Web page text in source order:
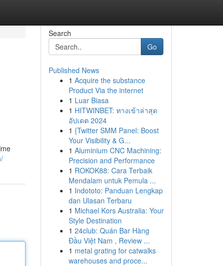
Search
Go
Published News
1 Acquire the substance
Product Via the internet
1 Luar Biasa
1 HITWINBET: ทางเข้าล่าสุด
อัปเดต 2024
1 {Twitter SMM Panel: Boost
Your Visibility & G...
1 Aluminium CNC Machining:
Precision and Performance
1 ROKOK88: Cara Terbaik
Mendalam untuk Pemula ...
1 Indototo: Panduan Lengkap
dan Ulasan Terbaru
1 Michael Kors Australia: Your
Style Destination
1 24club: Quán Bar Hàng
Đầu Việt Nam , Review ...
1 metal grating for catwalks
warehouses and proce...